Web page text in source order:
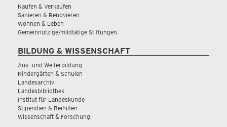
Kaufen & Verkaufen
Sanieren & Renovieren
Wohnen & Leben
Gemeinnützige/mildtätige Stiftungen
BILDUNG & WISSENSCHAFT
Aus- und Weiterbildung
Kindergärten & Schulen
Landesarchiv
Landesbibliothek
Institut für Landeskunde
Stipendien & Beihilfen
Wissenschaft & Forschung